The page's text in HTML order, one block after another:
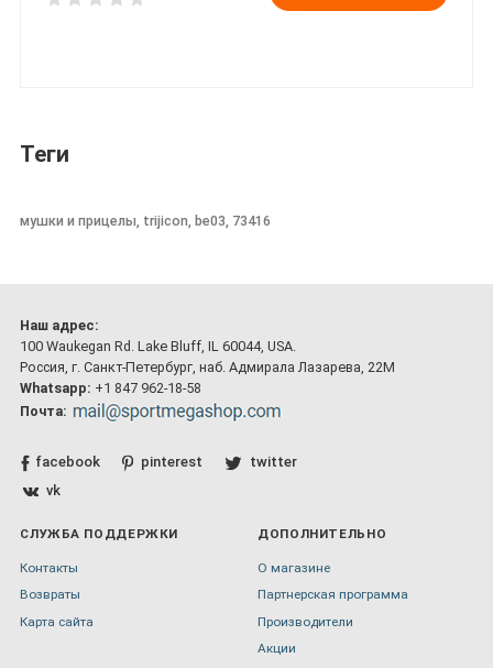
Теги
мушки и прицелы, trijicon, be03, 73416
Наш адрес:
100 Waukegan Rd. Lake Bluff, IL 60044, USA.
Россия, г. Санкт-Петербург, наб. Адмирала Лазарева, 22М
Whatsapp: +1 847 962-18-58
Почта:
facebook pinterest
twitter
vk
СЛУЖБА ПОДДЕРЖКИ
Контакты
Возвраты
Карта сайта
ДОПОЛНИТЕЛЬНО
О магазине
Партнерская программа
Производители
Акции